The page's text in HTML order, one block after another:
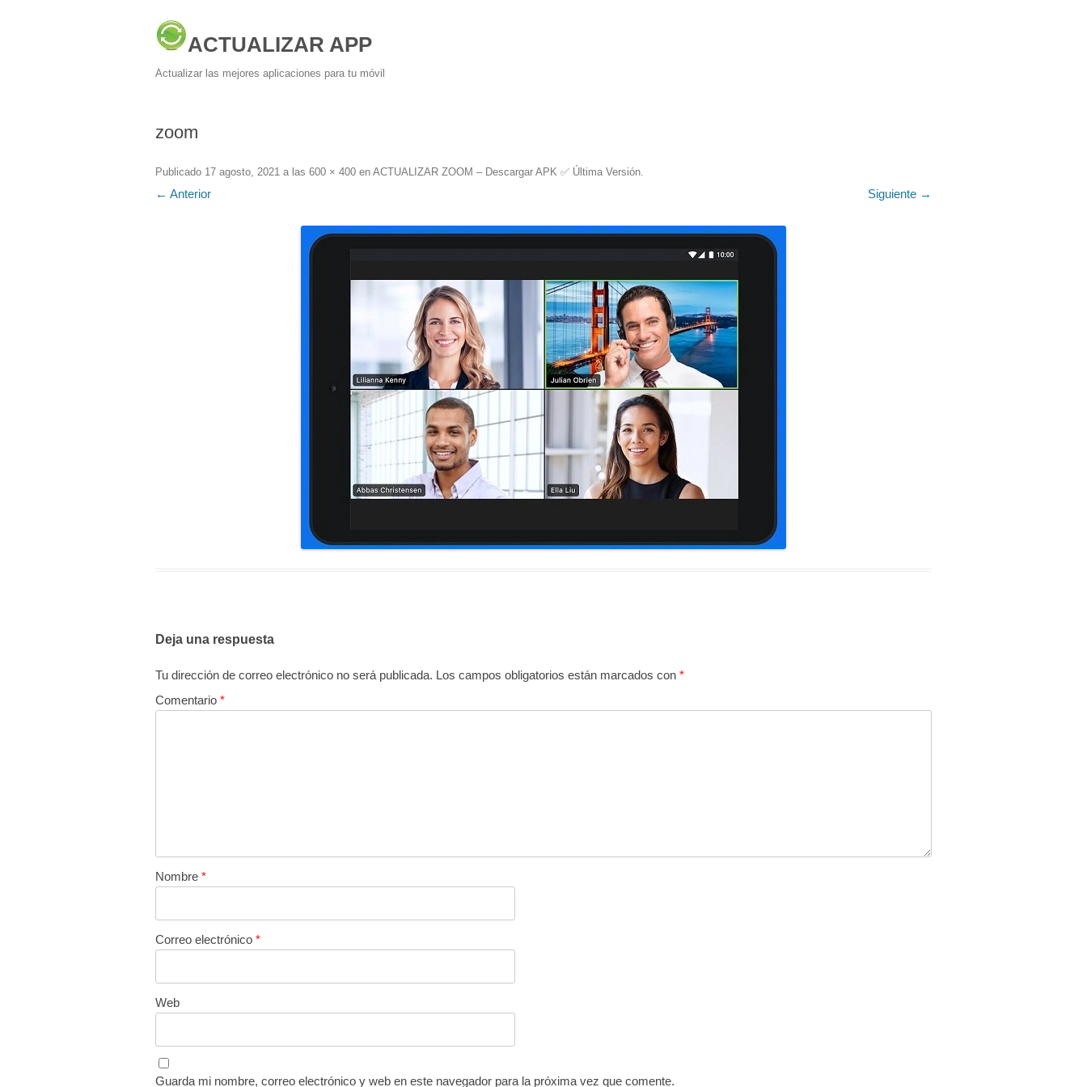
ACTUALIZAR APP
Actualizar las mejores aplicaciones para tu móvil
zoom
Publicado 17 agosto, 2021 a las 600 × 400 en ACTUALIZAR ZOOM – Descargar APK ✅️ Última Versión.
← Anterior Siguiente →
Deja una respuesta
Tu dirección de correo electrónico no será publicada. Los campos obligatorios están marcados con *
Comentario *
Nombre *
Correo electrónico *
Web
Guarda mi nombre, correo electrónico y web en este navegador para la próxima vez que comente.